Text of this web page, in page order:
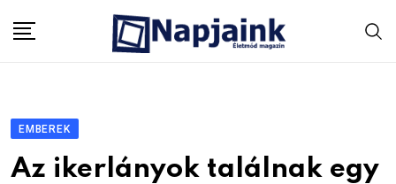
EMBEREK
Az ikerlányok találnak egy